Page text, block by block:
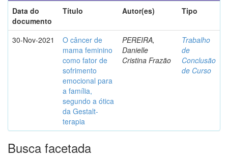
Data do
documento
Título Autor(es) Tipo
30-Nov-2021
O câncer de
mama feminino
como fator de
sofrimento
emocional para
a família,
segundo a ótica
da Gestalt-
terapia
PEREIRA,
Danielle
Cristina Frazão
Trabalho
de
Conclusão
de Curso
Busca facetada